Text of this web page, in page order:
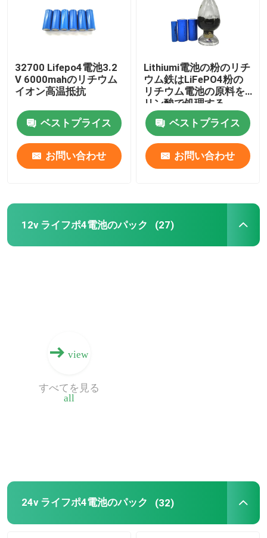
製品
リチウム イオンライフポ4電池
32700 Lifepo4電池3.2
V 6000mahのリチウム
イオン高温抵抗
ベストプライス
お問い合わせ
Lithiumi電池の粉のリチ
ウム鉄はLiFePO4粉の
リチウム電池の原料を
リン酸で処理する
ベストプライス
お問い合わせ
12v ライフポ4電池のパック (27)
view
all
すべてを見る
24v ライフポ4電池のパック (32)